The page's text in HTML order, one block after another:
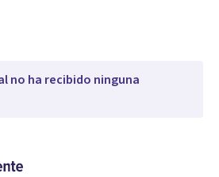
no ha recibido ninguna